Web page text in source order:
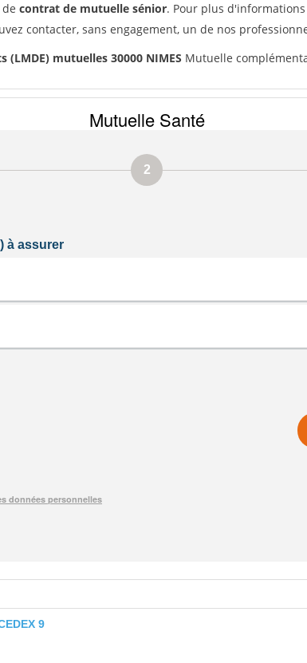
contrat de mutuelle sénior. Pour plus
contacter, sans engagement, un de nos
(LMDE) mutuelles 30000 NIMES Mutuelle
9